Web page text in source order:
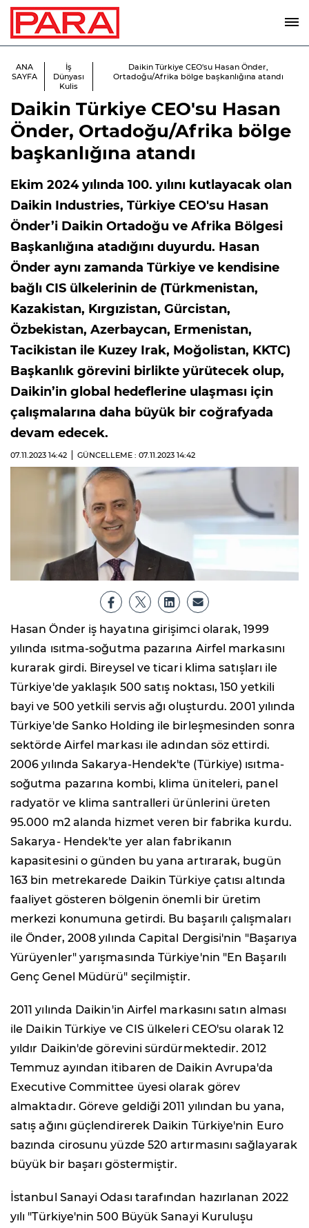
ANA
SAYFA
İş
Dünyası
Kulis
Daikin Türkiye CEO'su Hasan Önder,
Ortadoğu/Afrika bölge başkanlığına atandı
Daikin Türkiye CEO'su Hasan
Önder, Ortadoğu/Afrika bölge
başkanlığına atandı
Ekim 2024 yılında 100. yılını kutlayacak olan
Daikin Industries, Türkiye CEO'su Hasan
Önder’i Daikin Ortadoğu ve Afrika Bölgesi
Başkanlığına atadığını duyurdu. Hasan
Önder aynı zamanda Türkiye ve kendisine
bağlı CIS ülkelerinin de (Türkmenistan,
Kazakistan, Kırgızistan, Gürcistan,
Özbekistan, Azerbaycan, Ermenistan,
Tacikistan ile Kuzey Irak, Moğolistan, KKTC)
Başkanlık görevini birlikte yürütecek olup,
Daikin’in global hedeflerine ulaşması için
çalışmalarına daha büyük bir coğrafyada
devam edecek.
07.11.2023 14:42 GÜNCELLEME : 07.11.2023 14:42
Hasan Önder iş hayatına girişimci olarak, 1999
yılında ısıtma-soğutma pazarına Airfel markasını
kurarak girdi. Bireysel ve ticari klima satışları ile
Türkiye'de yaklaşık 500 satış noktası, 150 yetkili
bayi ve 500 yetkili servis ağı oluşturdu. 2001 yılında
Türkiye'de Sanko Holding ile birleşmesinden sonra
sektörde Airfel markası ile adından söz ettirdi.
2006 yılında Sakarya-Hendek'te (Türkiye) ısıtma-
soğutma pazarına kombi, klima üniteleri, panel
radyatör ve klima santralleri ürünlerini üreten
95.000 m2 alanda hizmet veren bir fabrika kurdu.
Sakarya- Hendek'te yer alan fabrikanın
kapasitesini o günden bu yana artırarak, bugün
163 bin metrekarede Daikin Türkiye çatısı altında
faaliyet gösteren bölgenin önemli bir üretim
merkezi konumuna getirdi. Bu başarılı çalışmaları
ile Önder, 2008 yılında Capital Dergisi'nin "Başarıya
Yürüyenler" yarışmasında Türkiye'nin "En Başarılı
Genç Genel Müdürü" seçilmiştir.
2011 yılında Daikin'in Airfel markasını satın alması
ile Daikin Türkiye ve CIS ülkeleri CEO'su olarak 12
yıldır Daikin'de görevini sürdürmektedir. 2012
Temmuz ayından itibaren de Daikin Avrupa'da
Executive Committee üyesi olarak görev
almaktadır. Göreve geldiği 2011 yılından bu yana,
satış ağını güçlendirerek Daikin Türkiye'nin Euro
bazında cirosunu yüzde 520 artırmasını sağlayarak
büyük bir başarı göstermiştir.
İstanbul Sanayi Odası tarafından hazırlanan 2022
yılı "Türkiye'nin 500 Büyük Sanayi Kuruluşu